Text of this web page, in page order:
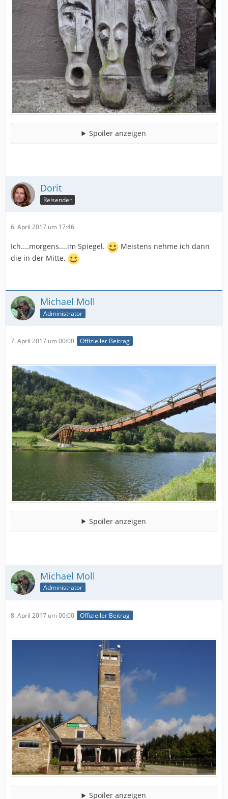
Spoiler anzeigen
Dorit
Reisender
6. April 2017 um 17:46
Ich....morgens....im Spiegel.
Meistens nehme ich dann
die in der Mitte.
Michael Moll
Administrator
7. April 2017 um 00:00 Offizieller Beitrag
Spoiler anzeigen
Michael Moll
Administrator
8. April 2017 um 00:00 Offizieller Beitrag
Spoiler anzeigen